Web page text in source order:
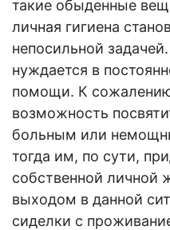
такие обыденные
личная гигиена
непосильной
нуждается в
помощи. К
возможность
больным или
тогда им, по сути,
собственной личной
выходом в данной
сиделки с